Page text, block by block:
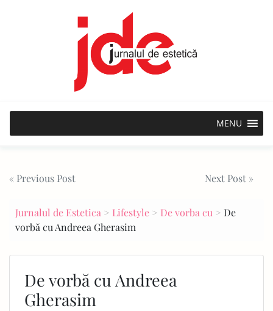
MENU
Post
navigation
« Previous Post Next Post »
Jurnalul de Estetica > Lifestyle > De vorba cu > De
vorbă cu Andreea Gherasim
De vorbă cu Andreea
Gherasim